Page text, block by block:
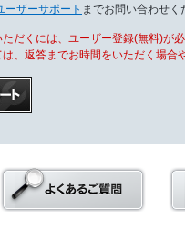
ーザーサポート までお問い合わせく
だくには、ユーザー登録(無料)が
、返答までお時間をいただく場合